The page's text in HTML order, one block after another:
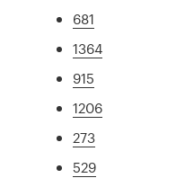
681
1364
915
1206
273
529